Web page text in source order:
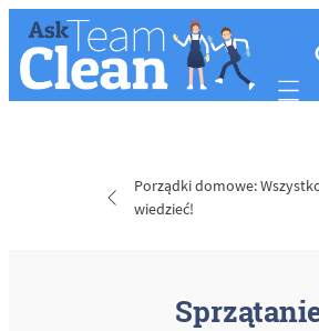
Porządki domowe:
wiedzieć!